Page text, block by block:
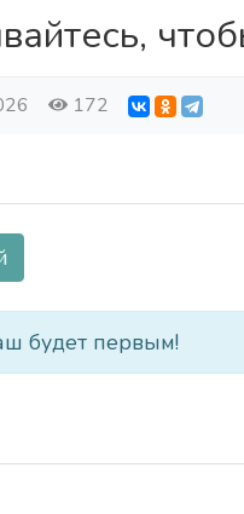
172
будет первым!